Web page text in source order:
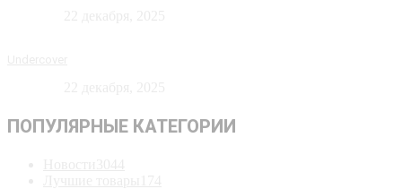
ПОПУЛЯРНЫЕ КАТЕГОРИИ